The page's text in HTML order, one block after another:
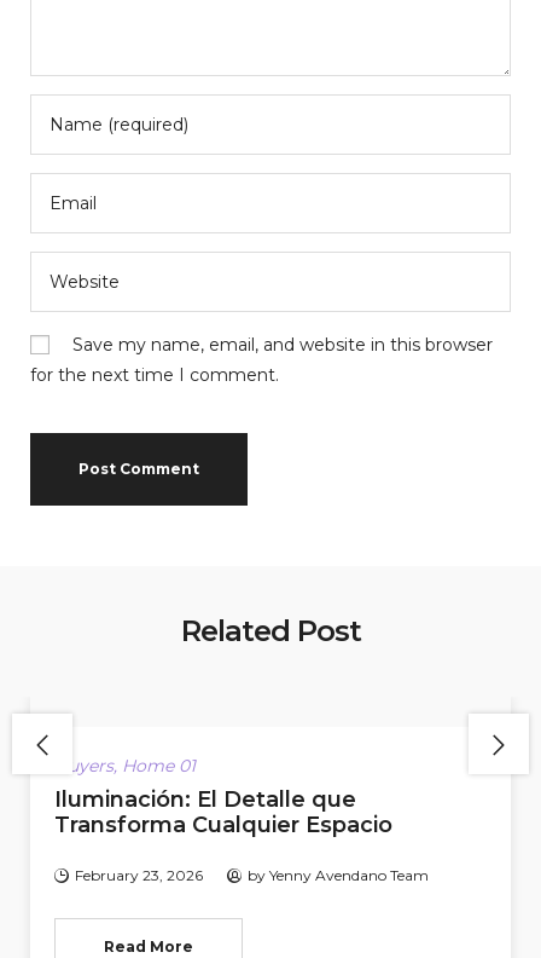
Save my name, email, and website in this browser
for the next time I comment.
Related Post
Buyers, Home 01
Iluminación: El Detalle que
Transforma Cualquier Espacio
February 23, 2026 by Yenny Avendano Team
Read More